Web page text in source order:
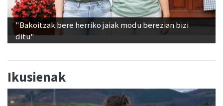
"Bakoitzak bere herriko jaiak modu berezian bizi
ditu"
Ikusienak